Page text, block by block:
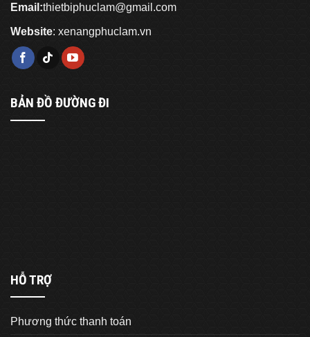
Email:thietbiphuclam@gmail.com
Website: xenangphuclam.vn
BẢN ĐỒ ĐƯỜNG ĐI
HỖ TRỢ
Phương thức thanh toán